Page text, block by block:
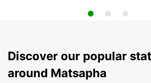
Discover our popular
around Matsapha